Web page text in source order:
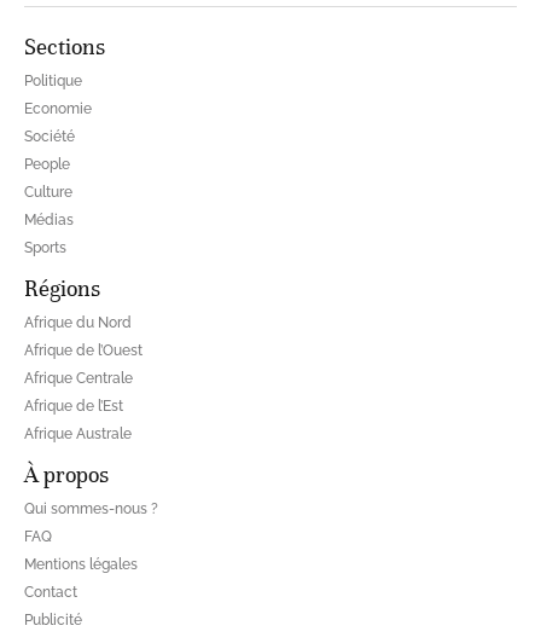
Sections
Politique
Economie
Société
People
Culture
Médias
Sports
Régions
Afrique du Nord
Afrique de l’Ouest
Afrique Centrale
Afrique de l’Est
Afrique Australe
À propos
Qui sommes-nous ?
FAQ
Mentions légales
Contact
Publicité